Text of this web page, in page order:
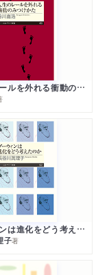
人生のレールを外れる衝動のみつけかた
ダーウィンは進化をどう考えたのか
子著